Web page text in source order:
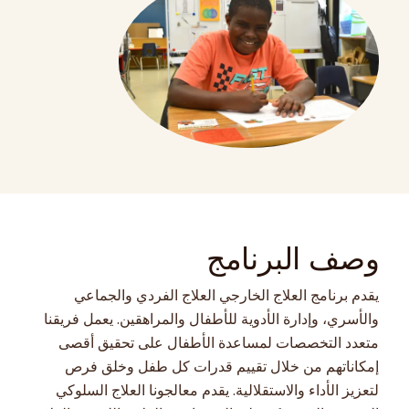
وصف البرنامج
يقدم برنامج العلاج الخارجي العلاج الفردي والجماعي
والأسري، وإدارة الأدوية للأطفال والمراهقين. يعمل فريقنا
متعدد التخصصات لمساعدة الأطفال على تحقيق أقصى
إمكاناتهم من خلال تقييم قدرات كل طفل وخلق فرص
لتعزيز الأداء والاستقلالية. يقدم معالجونا العلاج السلوكي